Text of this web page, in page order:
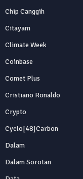
Chip Canggih
Citayam
Climate Week
Coinbase
Comet Plus
Cristiano Ronaldo
Crypto
Cyclo[48]carbon
Dalam
Dalam Sorotan